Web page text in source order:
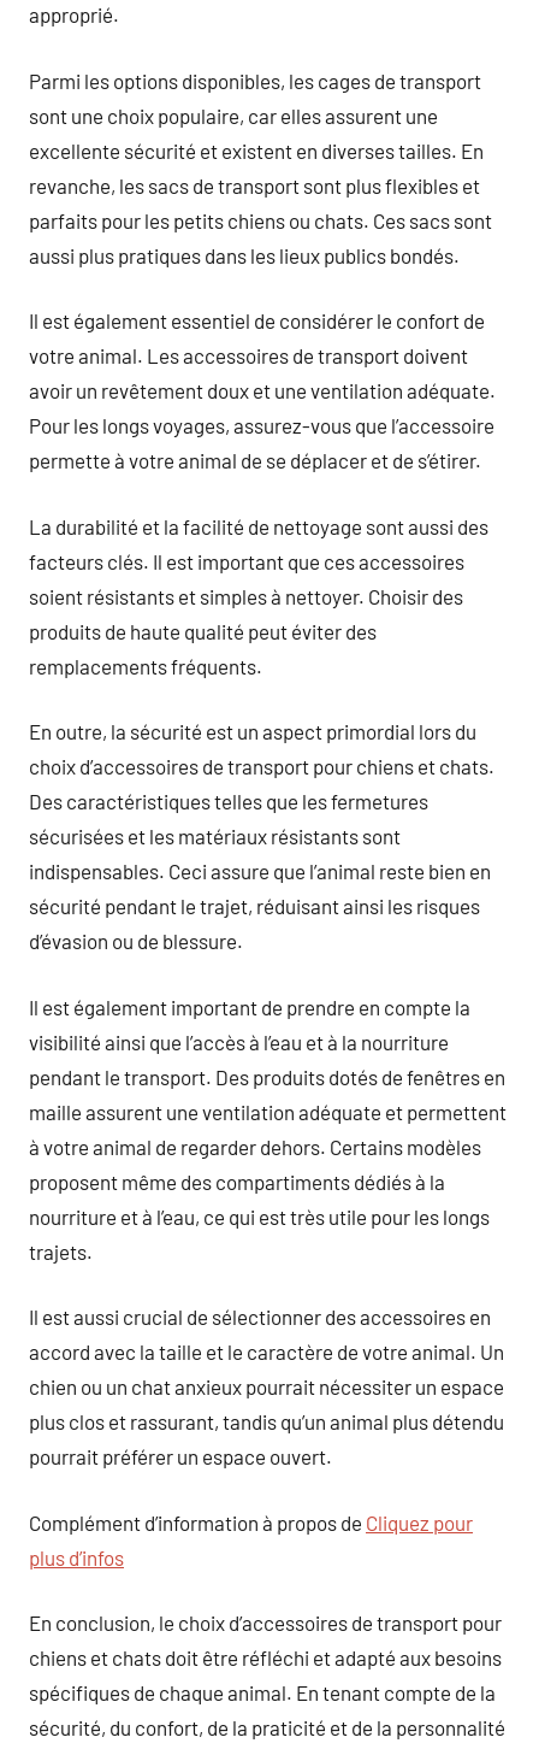
approprié.
Parmi les options disponibles, les cages de transport
sont une choix populaire, car elles assurent une
excellente sécurité et existent en diverses tailles. En
revanche, les sacs de transport sont plus flexibles et
parfaits pour les petits chiens ou chats. Ces sacs sont
aussi plus pratiques dans les lieux publics bondés.
Il est également essentiel de considérer le confort de
votre animal. Les accessoires de transport doivent
avoir un revêtement doux et une ventilation adéquate.
Pour les longs voyages, assurez-vous que l’accessoire
permette à votre animal de se déplacer et de s’étirer.
La durabilité et la facilité de nettoyage sont aussi des
facteurs clés. Il est important que ces accessoires
soient résistants et simples à nettoyer. Choisir des
produits de haute qualité peut éviter des
remplacements fréquents.
En outre, la sécurité est un aspect primordial lors du
choix d’accessoires de transport pour chiens et chats.
Des caractéristiques telles que les fermetures
sécurisées et les matériaux résistants sont
indispensables. Ceci assure que l’animal reste bien en
sécurité pendant le trajet, réduisant ainsi les risques
d’évasion ou de blessure.
Il est également important de prendre en compte la
visibilité ainsi que l’accès à l’eau et à la nourriture
pendant le transport. Des produits dotés de fenêtres en
maille assurent une ventilation adéquate et permettent
à votre animal de regarder dehors. Certains modèles
proposent même des compartiments dédiés à la
nourriture et à l’eau, ce qui est très utile pour les longs
trajets.
Il est aussi crucial de sélectionner des accessoires en
accord avec la taille et le caractère de votre animal. Un
chien ou un chat anxieux pourrait nécessiter un espace
plus clos et rassurant, tandis qu’un animal plus détendu
pourrait préférer un espace ouvert.
Complément d’information à propos de Cliquez pour
plus d’infos
En conclusion, le choix d’accessoires de transport pour
chiens et chats doit être réfléchi et adapté aux besoins
spécifiques de chaque animal. En tenant compte de la
sécurité, du confort, de la praticité et de la personnalité